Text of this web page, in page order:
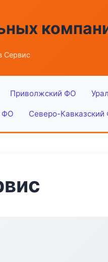
Сервис
Приволжский ФО
ФО Северо-